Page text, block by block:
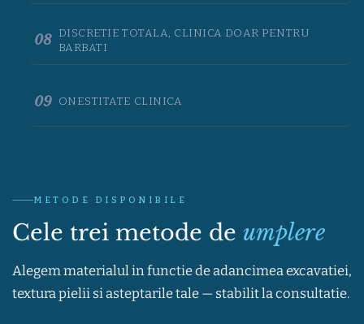
08 DISCRETIE TOTALA, CLINICA DOAR PENTRU
BARBATI
09 ONESTITATE CLINICA
METODE DISPONIBILE
Cele trei metode de umplere
Alegem materialul in functie de adancimea excavatiei,
textura pielii si asteptarile tale — stabilit la consultatie.